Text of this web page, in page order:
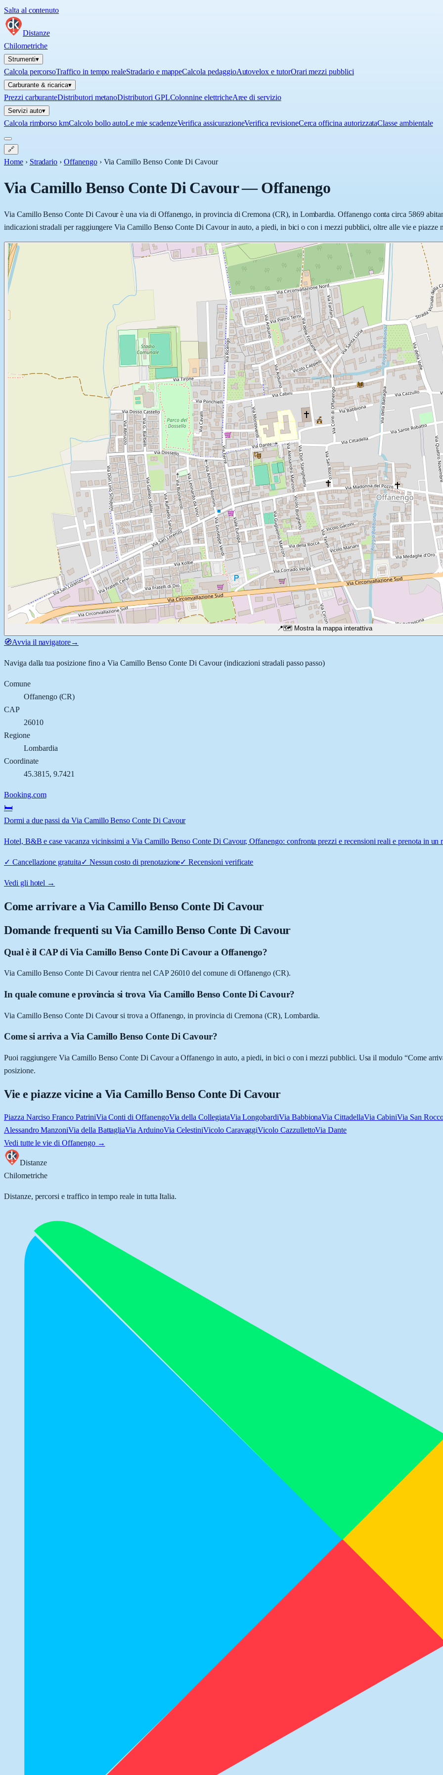
Salta al contenuto
Distanze
Chilometriche
Strumenti▾
Calcola percorsoTraffico in tempo realeStradario e mappeCalcola pedaggioAutovelox e tutorOrari mezzi pubblici
Carburante & ricarica▾
Prezzi carburanteDistributori metanoDistributori GPLColonnine elettricheAree di servizio
Servizi auto▾
Calcola rimborso kmCalcolo bollo autoLe mie scadenzeVerifica assicurazioneVerifica revisioneCerca officina autorizzataClasse ambientale
🔗
Home › Stradario › Offanengo › Via Camillo Benso Conte Di Cavour
Via Camillo Benso Conte Di Cavour—Offanengo
Via Camillo Benso Conte Di Cavour è una via di Offanengo, in provincia di Cremona (CR), in Lombardia. Offanengo conta circa 5869
indicazioni stradali per raggiungere Via Camillo Benso Conte Di Cavour in auto, a piedi, in bici o con i mezzi pubblici, oltre alle vie e piazze
📍🗺️ Mostra la mappa interattiva
🧭Avvia il navigatore→
Naviga dalla tua posizione fino aVia Camillo Benso Conte Di Cavour(indicazioni stradali passo passo)
Comune
Offanengo(CR)
CAP
26010
Regione
Lombardia
Coordinate
45.3815, 9.7421
Booking.com
🛏️
Dormi a due passi da Via Camillo Benso Conte Di Cavour
Hotel, B&B e case vacanza vicinissimi a Via Camillo Benso Conte Di Cavour, Offanengo: confronta prezzi e recensioni reali e prenota in un
✓ Cancellazione gratuita✓ Nessun costo di prenotazione✓Recensioni verificate
Vedi gli hotel →
Come arrivare aVia Camillo Benso Conte Di Cavour
Domande frequenti su Via Camillo Benso Conte Di Cavour
Qual è il CAP di Via Camillo Benso Conte Di Cavour a Offanengo?
Via Camillo Benso Conte Di Cavour rientra nel CAP 26010 del comune di Offanengo (CR).
In quale comune e provincia si trova Via Camillo Benso Conte Di Cavour?
Via Camillo Benso Conte Di Cavour si trova a Offanengo, in provincia di Cremona (CR), Lombardia.
Come si arriva a Via Camillo Benso Conte Di Cavour?
Puoi raggiungere Via Camillo Benso Conte Di Cavour a Offanengo in auto, a piedi, in bici o con i mezzi pubblici. Usa il modulo “Come
posizione.
Vie e piazze vicine a Via Camillo Benso Conte Di Cavour
Piazza Narciso Franco PatriniVia Conti di OffanengoVia della CollegiataVia LongobardiVia BabbionaVia CittadellaVia CabiniVia San
Alessandro ManzoniVia della BattagliaVia ArduinoVia CelestiniVicolo CaravaggiVicolo CazzullettoVia Dante
Vedi tutte le vie di Offanengo→
Distanze
Chilometriche
Distanze, percorsi e traffico in tempo reale in tutta Italia.